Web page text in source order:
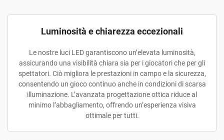
Luminosità e chiarezza eccezionali
Le nostre luci LED garantiscono un’elevata luminosità,
assicurando una visibilità chiara sia per i giocatori che per gli
spettatori. Ciò migliora le prestazioni in campo e la sicurezza,
consentendo un gioco continuo anche in condizioni di scarsa
illuminazione. L’avanzata progettazione ottica riduce al
minimo l’abbagliamento, offrendo un’esperienza visiva
ottimale per tutti.